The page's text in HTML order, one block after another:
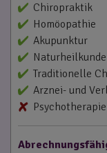
Chiropraktik
Homöopathie
Akupunktur
Traditionelle
Arznei- und
Psychotherapie